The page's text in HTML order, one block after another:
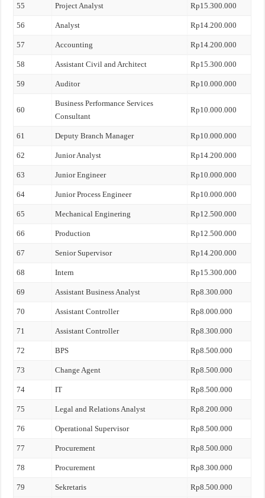
55 Project Analyst Rp15.300.000
56 Analyst Rp14.200.000
57 Accounting Rp14.200.000
58 Assistant Civil and Architect Rp15.300.000
59 Auditor Rp10.000.000
60
Business Performance Services
Consultant
Rp10.000.000
61 Deputy Branch Manager Rp10.000.000
62 Junior Analyst Rp14.200.000
63 Junior Engineer Rp10.000.000
64 Junior Process Engineer Rp10.000.000
65 Mechanical Enginering Rp12.500.000
66 Production Rp12.500.000
67 Senior Supervisor Rp14.200.000
68 Intern Rp15.300.000
69 Assistant Business Analyst Rp8.300.000
70 Assistant Controller Rp8.000.000
71 Assistant Controller Rp8.300.000
72 BPS Rp8.500.000
73 Change Agent Rp8.500.000
74 IT Rp8.500.000
75 Legal and Relations Analyst Rp8.200.000
76 Operational Supervisor Rp8.500.000
77 Procurement Rp8.500.000
78 Procurement Rp8.300.000
79 Sekretaris Rp8.500.000